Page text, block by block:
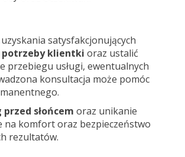
satysfakcjonujących
potrzeby klientki oraz ustalić
przebiegu usługi, ewentualnych
konsultacja może pomóc
słońcem oraz unikanie
na komfort oraz bezpieczeństwo
rezultatów.